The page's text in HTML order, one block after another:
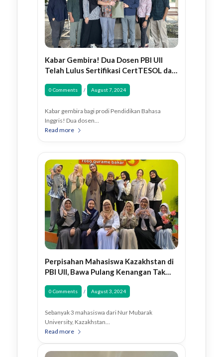
Kabar Gembira! Dua Dosen PBI UII
Telah Lulus Sertifikasi CertTESOL dari
0 Comments / August 7, 2024
Kabar gembira bagi prodi Pendidikan Bahasa
Inggris! Dua dosen…
Read more
Perpisahan Mahasiswa Kazakhstan di
PBI UII, Bawa Pulang Kenangan Tak
0 Comments / August 3, 2024
Sebanyak 3 mahasiswa dari Nur Mubarak
University, Kazakhstan…
Read more